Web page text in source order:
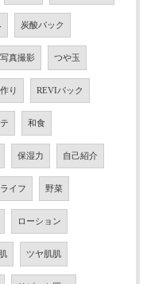
炭酸パック
写真撮影 つや玉
り REVIパック
和食
保湿力 自己紹介
イフ 野菜
ローション
ツヤ肌肌